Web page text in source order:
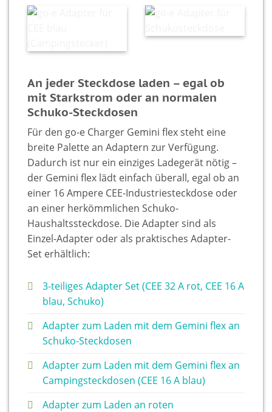
An jeder Steckdose laden – egal ob
mit Starkstrom oder an normalen
Schuko-Steckdosen
Für den go-e Charger Gemini flex steht eine
breite Palette an Adaptern zur Verfügung.
Dadurch ist nur ein einziges Ladegerät nötig –
der Gemini flex lädt einfach überall, egal ob an
einer 16 Ampere CEE-Industriesteckdose oder
an einer herkömmlichen Schuko-
Haushaltssteckdose. Die Adapter sind als
Einzel-Adapter oder als praktisches Adapter-
Set erhältlich:
3-teiliges Adapter Set (CEE 32 A rot, CEE 16 A
blau, Schuko)
Adapter zum Laden mit dem Gemini flex an
Schuko-Steckdosen
Adapter zum Laden mit dem Gemini flex an
Campingsteckdosen (CEE 16 A blau)
Adapter zum Laden an roten